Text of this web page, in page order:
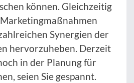
können. Gleichzeitig
Synergien der
hervorzuheben. Derzeit
in der Planung für
seien Sie gespannt.